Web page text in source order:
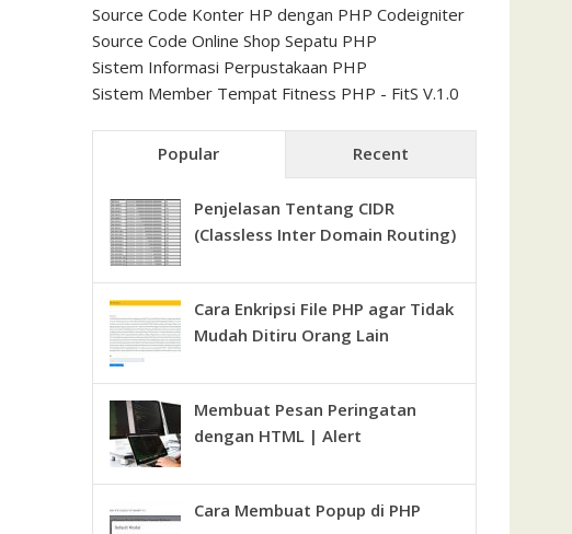
Source Code Konter HP dengan PHP Codeigniter
Source Code Online Shop Sepatu PHP
Sistem Informasi Perpustakaan PHP
Sistem Member Tempat Fitness PHP - FitS V.1.0
Popular Recent
Penjelasan Tentang CIDR
(Classless Inter Domain Routing)
Cara Enkripsi File PHP agar Tidak
Mudah Ditiru Orang Lain
Membuat Pesan Peringatan
dengan HTML | Alert
Cara Membuat Popup di PHP